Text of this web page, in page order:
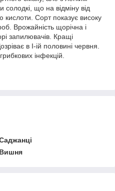
що на відміну від
кислоти. Сорт показує високу
Врожайність щорічна і
запилювачів. Кращі
в I-ій половині червня.
інфекцій.
Вишня